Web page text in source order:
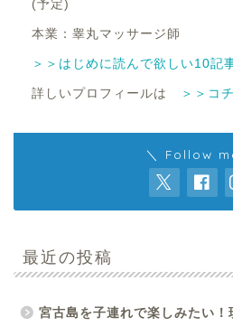
(予定)
本業：睾丸マッサージ師
＞＞はじめに読んで欲しい10記
詳しいプロフィールは ＞＞コ
＼ Follow
最近の投稿
宮古島を子連れで楽しみたい